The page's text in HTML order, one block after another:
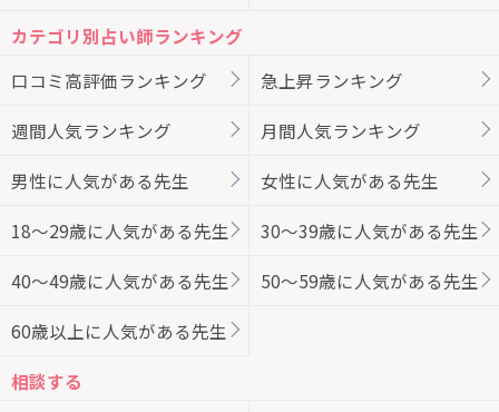
カテゴリ別占い師ランキング
口コミ高評価ランキング
急上昇ランキング
週間人気ランキング 月間人気ランキング
男性に人気がある先生 女性に人気がある先生
18～29歳に人気がある先生 30～39歳に人気がある先生
40～49歳に人気がある先生 50～59歳に人気がある先生
60歳以上に人気がある先生
相談する